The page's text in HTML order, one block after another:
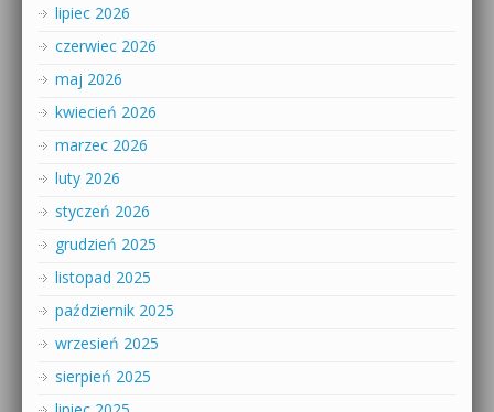
lipiec 2026
czerwiec 2026
maj 2026
kwiecień 2026
marzec 2026
luty 2026
styczeń 2026
grudzień 2025
listopad 2025
październik 2025
wrzesień 2025
sierpień 2025